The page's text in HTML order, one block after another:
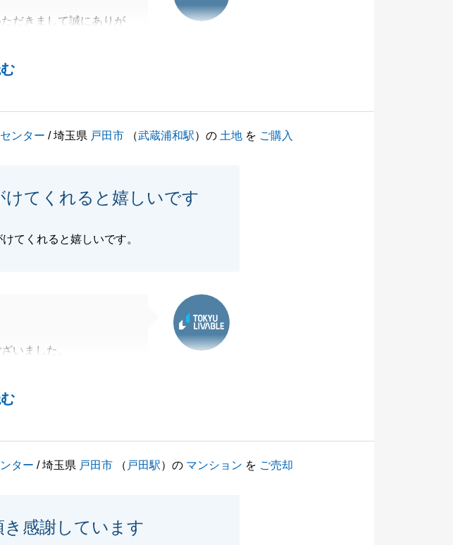
だきまして誠にありが
思います。
ートができてよかった
ンター / 埼玉県 戸田市 （武蔵浦和駅）の 土地 を ご購入
てくれると嬉しいです
てくれると嬉しいです。
いました。
ります。
ター / 埼玉県 戸田市 （ 戸田駅）の マンション を ご売却
感謝しています